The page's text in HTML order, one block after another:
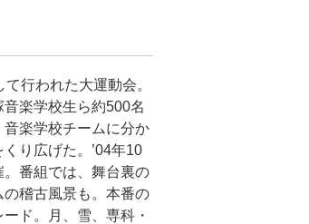
行われた大運動会。
楽学校生ら約500名
楽学校チームに分か
り広げた。’04年10
。番組では、舞台裏の
稽古風景も。本番の
ド。月、雪、専科・